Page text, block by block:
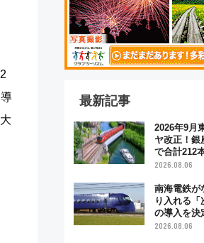
最新記事
2026年9月
ヤ改正！銀
で合計212
雑緩和に期待
2026.08.06
南海電鉄が
り入れる「
の導入を決
リーナによ
2026.08.06